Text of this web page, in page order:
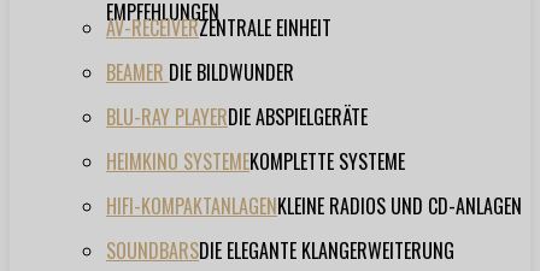
EMPFEHLUNGEN
AV-RECEIVERZENTRALE EINHEIT
BEAMER DIE BILDWUNDER
BLU-RAY PLAYERDIE ABSPIELGERÄTE
HEIMKINO SYSTEMEKOMPLETTE SYSTEME
HIFI-KOMPAKTANLAGENKLEINE RADIOS UND CD-ANLAGEN
SOUNDBARSDIE ELEGANTE KLANGERWEITERUNG